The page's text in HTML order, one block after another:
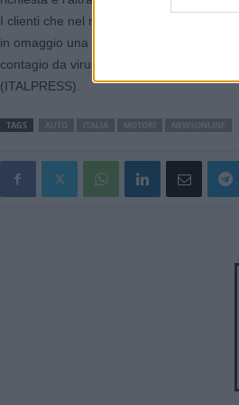
I clienti che nel mese di giugno
in omaggio una speciale polizza
contagio da virus Covid-19.
(ITALPRESS).
TAGS